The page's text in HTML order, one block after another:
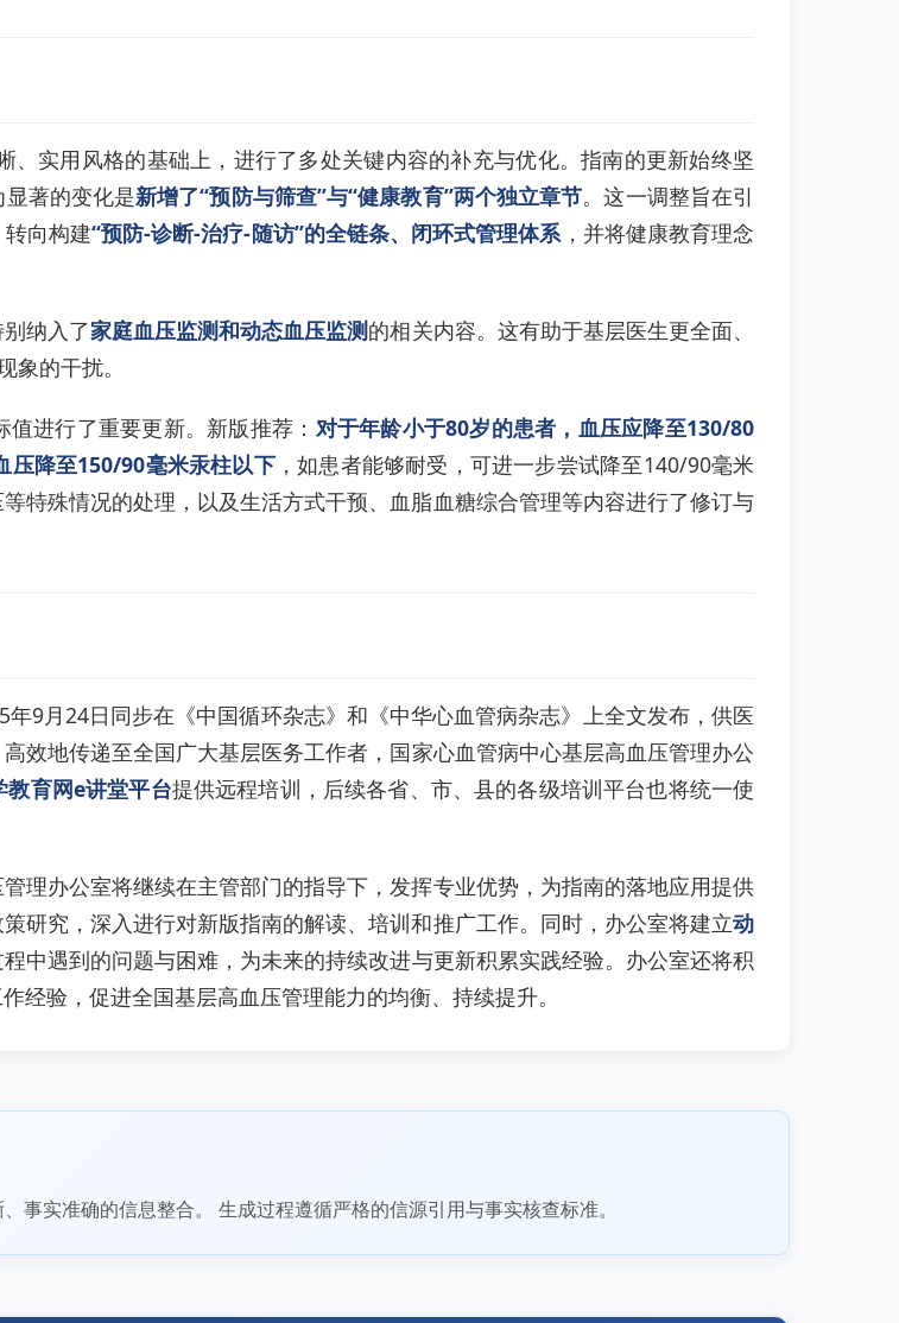
、实用风格的基础上，进行了多处关键内容的补充与优化。指南的更新始终坚
著的变化是新增了“预防与筛查”与“健康教育”两个独立章节。这一调整旨在引
向构建“预防-诊断-治疗-随访”的全链条、闭环式管理体系，并将健康教育理念
纳入了家庭血压监测和动态血压监测的相关内容。这有助于基层医生更全面、
象的干扰。
进行了重要更新。新版推荐： 对于年龄小于80岁的患者，血压应降至130/80
压降至150/90毫米汞柱以下，如患者能够耐受，可进一步尝试降至140/90毫米
特殊情况的处理，以及生活方式干预、血脂血糖综合管理等内容进行了修订与
9月24日同步在《中国循环杂志》和《中华心血管病杂志》上全文发布，供医
效地传递至全国广大基层医务工作者，国家心血管病中心基层高血压管理办公
教育网e讲堂平台提供远程培训，后续各省、市、县的各级培训平台也将统一使
理办公室将继续在主管部门的指导下，发挥专业优势，为指南的落地应用提供
研究，深入进行对新版指南的解读、培训和推广工作。同时，办公室将建立动
中遇到的问题与困难，为未来的持续改进与更新积累实践经验。办公室还将积
验，促进全国基层高血压管理能力的均衡、持续提升。
事实准确的信息整合。 生成过程遵循严格的信源引用与事实核查标准。